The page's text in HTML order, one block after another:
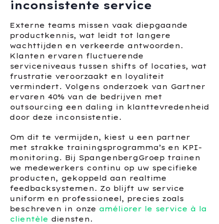
inconsistente service
Externe teams missen vaak diepgaande
productkennis, wat leidt tot langere
wachttijden en verkeerde antwoorden.
Klanten ervaren fluctuerende
serviceniveaus tussen shifts of locaties, wat
frustratie veroorzaakt en loyaliteit
vermindert. Volgens onderzoek van Gartner
ervaren 40% van de bedrijven met
outsourcing een daling in klanttevredenheid
door deze inconsistentie.
Om dit te vermijden, kiest u een partner
met strakke trainingsprogramma’s en KPI-
monitoring. Bij SpangenbergGroep trainen
we medewerkers continu op uw specifieke
producten, gekoppeld aan realtime
feedbacksystemen. Zo blijft uw service
uniform en professioneel, precies zoals
beschreven in onze améliorer le service à la
clientèle diensten.